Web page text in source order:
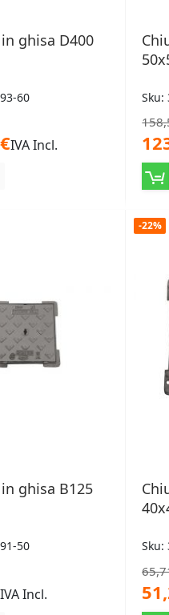
ghisa D400
60
IVA Incl.
Sku:
ghisa B125
50
IVA Incl.
-22%
Sku: